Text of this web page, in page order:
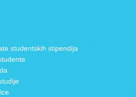
studentskih stipendija